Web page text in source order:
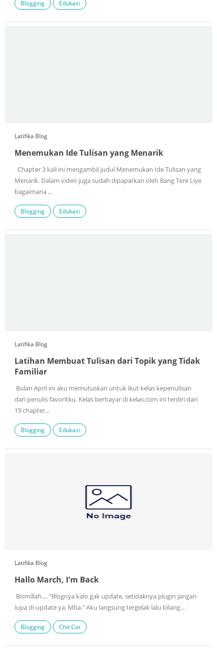
Blogging Edukasi
Latifika Blog
Menemukan Ide Tulisan yang Menarik
Chapter 3 kali ini mengambil judul Menemukan Ide Tulisan yang
Menarik. Dalam video juga sudah dipaparkan oleh Bang Tere Liye
bagaimana ...
Blogging Edukasi
Latifika Blog
Latihan Membuat Tulisan dari Topik yang Tidak
Familiar
Bulan April ini aku memutuskan untuk ikut kelas kepenulisan
dari penulis favoritku. Kelas berbayar di kelas.com ini terdiri dari
15 chapter...
Blogging Edukasi
Latifika Blog
Hallo March, I'm Back
Bismillah.... "Blognya kalo gak update, setidaknya plugin jangan
lupa di-update ya, Mba." Aku langsung tergelak lalu bilang...
Blogging Chit Cat